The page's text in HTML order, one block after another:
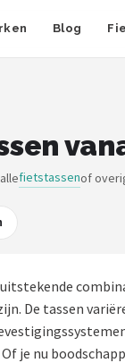
Blog
fietstassenof
De tassen
je nu